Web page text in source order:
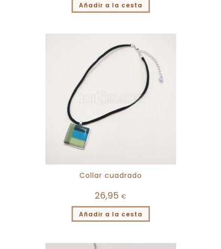
Añadir a la cesta
Collar cuadrado
26,95 €
Añadir a la cesta